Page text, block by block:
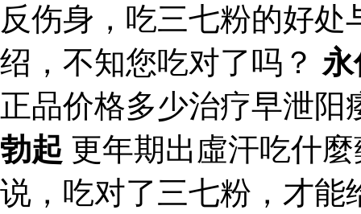
反伤身，吃三七粉的好
绍，不知您吃对了吗？
正品价格多少治疗早泄
勃起 更年期出虛汗吃什
说，吃对了三七粉，才能